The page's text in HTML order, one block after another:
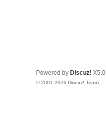
Powered by Discuz! X5.0
© 2001-2026 Discuz! Team